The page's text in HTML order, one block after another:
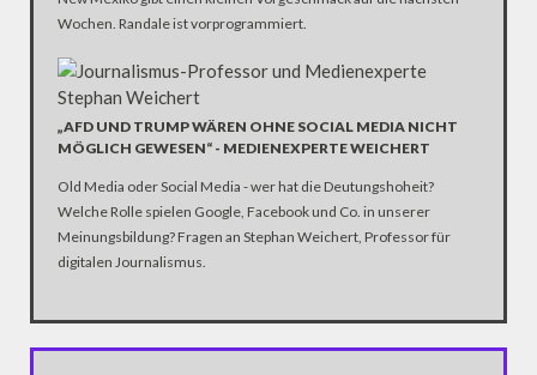
Wochen. Randale ist vorprogrammiert.
„AFD UND TRUMP WÄREN OHNE SOCIAL MEDIA NICHT
MÖGLICH GEWESEN“ - MEDIENEXPERTE WEICHERT
Old Media oder Social Media - wer hat die Deutungshoheit?
Welche Rolle spielen Google, Facebook und Co. in unserer
Meinungsbildung? Fragen an Stephan Weichert, Professor für
digitalen Journalismus.